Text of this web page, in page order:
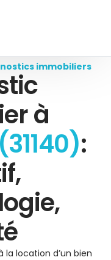
immobiliers
à
:
location d’un bien